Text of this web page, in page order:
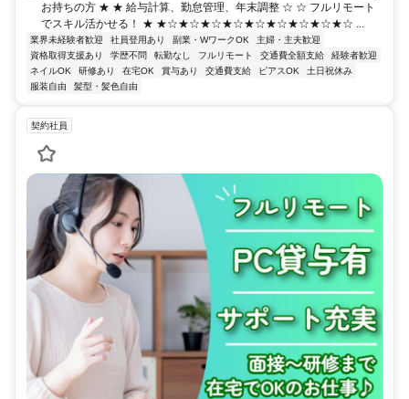
お持ちの方 ★ ★ 給与計算、勤怠管理、年末調整 ☆ ☆ フルリモート
でスキル活かせる！ ★ ★☆★☆★☆★☆★☆★☆★☆★☆★☆ ...
業界未経験者歓迎 社員登用あり 副業・WワークOK
主婦・主夫歓迎
資格取得支援あり
学歴不問 転勤なし フルリモート 交通費全額支給
経験者歓迎
ネイルOK
研修あり 在宅OK 賞与あり 交通費支給 ピアスOK
土日祝休み
服装自由
髪型・髪色自由
契約社員